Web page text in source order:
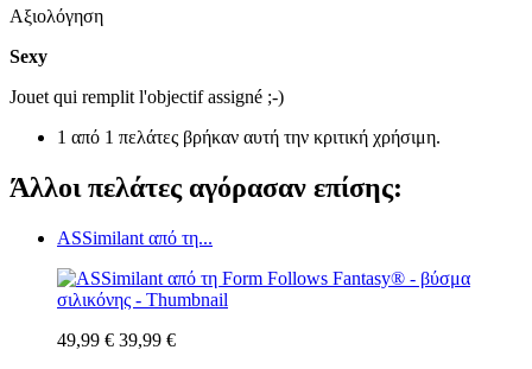
Αξιολόγηση
Sexy
Jouet qui remplit l'objectif assigné ;-)
1 από 1 πελάτες βρήκαν αυτή την κριτική χρήσιμη.
Άλλοι πελάτες αγόρασαν επίσης:
ASSimilant από τη...
49,99 € 39,99 €